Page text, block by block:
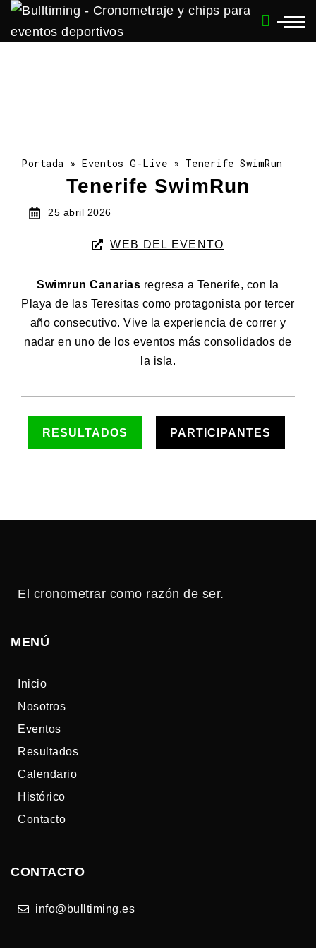
Portada » Eventos G-Live » Tenerife SwimRun
Tenerife SwimRun
25 abril 2026
WEB DEL EVENTO
Swimrun Canarias regresa a Tenerife, con la
Playa de las Teresitas como protagonista por tercer
año consecutivo. Vive la experiencia de correr y
nadar en uno de los eventos más consolidados de
la isla.
RESULTADOS PARTICIPANTES
El cronometrar como razón de ser.
MENÚ
Inicio
Nosotros
Eventos
Resultados
Calendario
Histórico
Contacto
CONTACTO
info@bulltiming.es